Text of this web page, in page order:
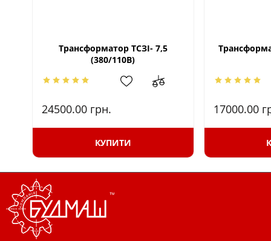
Трансформатор ТСЗІ- 7,5
(380/110В)
24500.00 грн.
КУПИТИ
17000.00